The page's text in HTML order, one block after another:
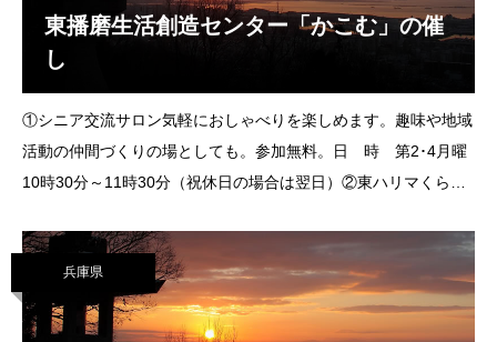
東播磨生活創造センター「かこむ」の催
し
①シニア交流サロン気軽におしゃべりを楽しめます。趣味や地域
活動の仲間づくりの場としても。参加無料。日 時 第2･4月曜
10時30分～11時30分（祝休日の場合は翌日）②東ハリマくらし
国作品「雨に唄えば」の上
兵庫県